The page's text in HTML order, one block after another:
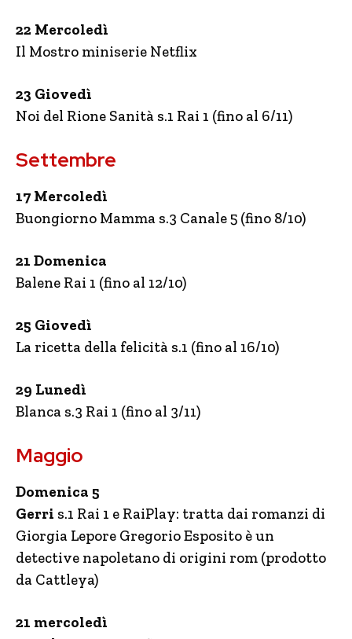
22 Mercoledì
Il Mostro miniserie Netflix
23 Giovedì
Noi del Rione Sanità s.1 Rai 1 (fino al 6/11)
Settembre
17 Mercoledì
Buongiorno Mamma s.3 Canale 5 (fino 8/10)
21 Domenica
Balene Rai 1 (fino al 12/10)
25 Giovedì
La ricetta della felicità s.1 (fino al 16/10)
29 Lunedì
Blanca s.3 Rai 1 (fino al 3/11)
Maggio
Domenica 5
Gerri s.1 Rai 1 e RaiPlay: tratta dai romanzi di
Giorgia Lepore Gregorio Esposito è un
detective napoletano di origini rom (prodotto
da Cattleya)
21 mercoledì